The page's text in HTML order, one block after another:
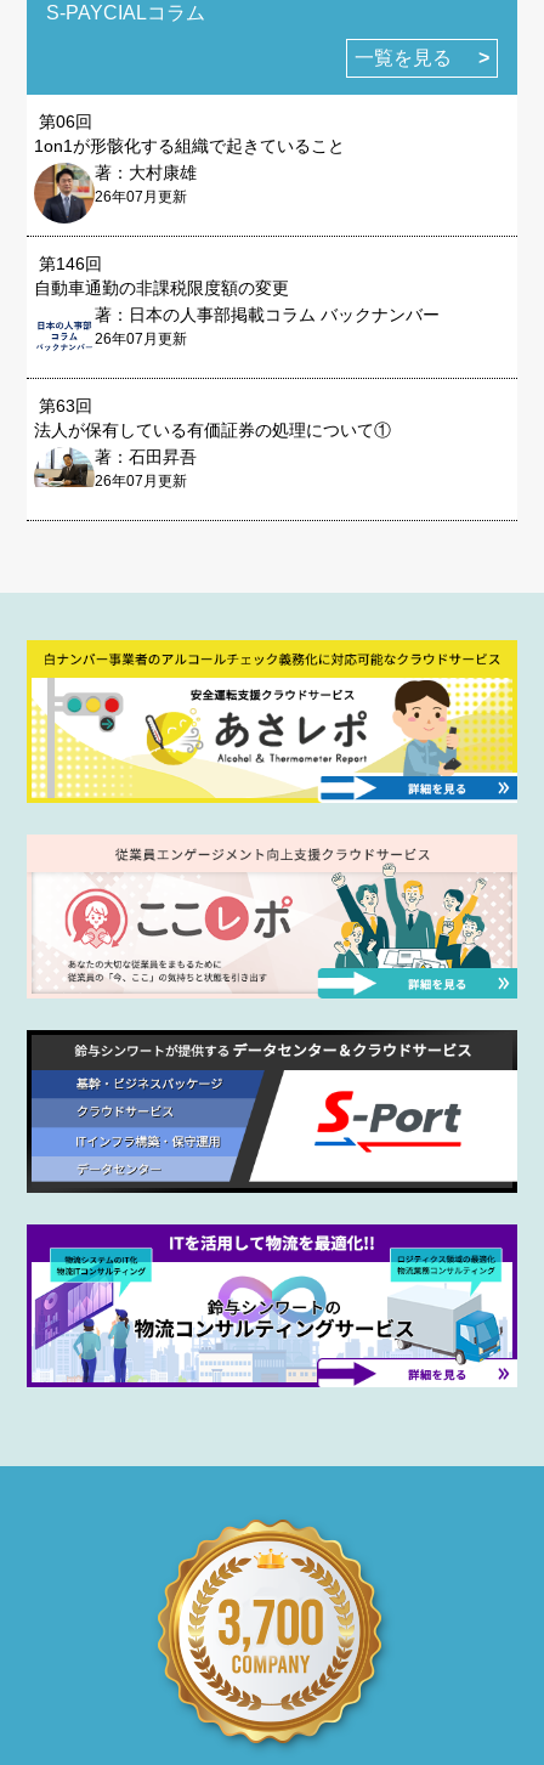
S-PAYCIALコラム
一覧を見る
第06回
1on1が形骸化する組織で起きていること
著：大村康雄
26年07月更新
第146回
自動車通勤の非課税限度額の変更
著：日本の人事部掲載コラム バックナンバー
26年07月更新
第63回
法人が保有している有価証券の処理について①
著：石田昇吾
26年07月更新